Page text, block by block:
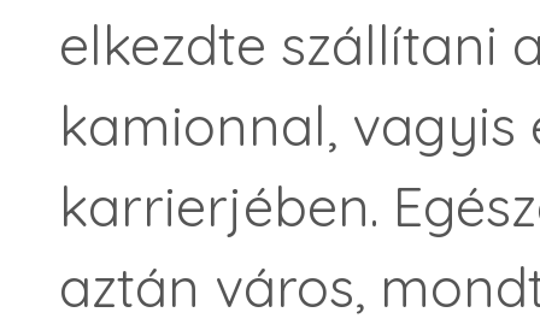
elkezdte szállítani
kamionnal, vagyis
karrierjében.
aztán város,